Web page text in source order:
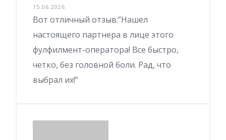
15.06.2026
Вот отличный отзыв:”Нашел
настоящего партнера в лице этого
фулфилмент-оператора! Все быстро,
четко, без головной боли. Рад, что
выбрал их!”